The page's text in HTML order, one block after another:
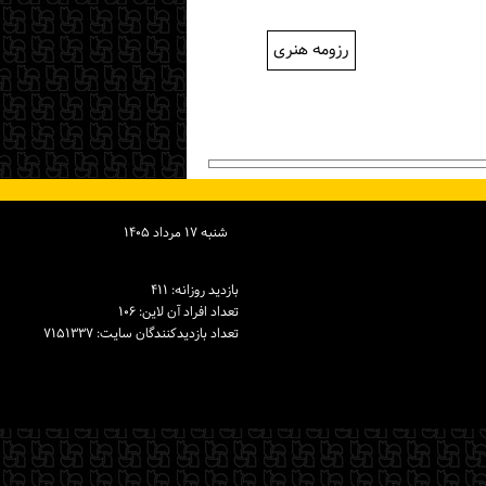
رزومه هنری
شنبه ۱۷ مرداد ۱۴۰۵
بازدید روزانه: ۴۱۱
تعداد افراد آن لاین: ۱۰۶
تعداد بازدیدكنندگان سایت: ۷۱۵۱۳۳۷